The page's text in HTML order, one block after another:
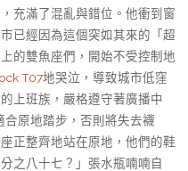
充滿了混亂與錯位。他衝到窗
市已經因為這個突如其來的「超
的雙魚座們，開始不受控制地
T07地哭泣，導致城市低窪
上班族，嚴格遵守著廣播中
合原地踏步，否則將失去襪
正整齊地站在原地，他們的鞋
之八十七？」張水瓶喃喃自